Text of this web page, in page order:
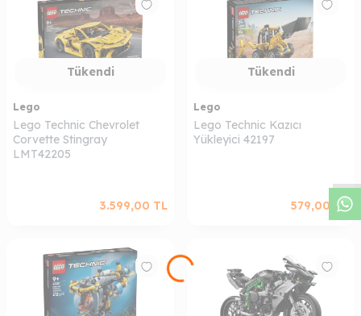
Tükendi
Lego
Lego Technic Chevrolet
Corvette Stingray
LMT42205
3.599,00 TL
Tükendi
Lego
Lego Technic Kazıcı
Yükleyici 42197
579,00 TL